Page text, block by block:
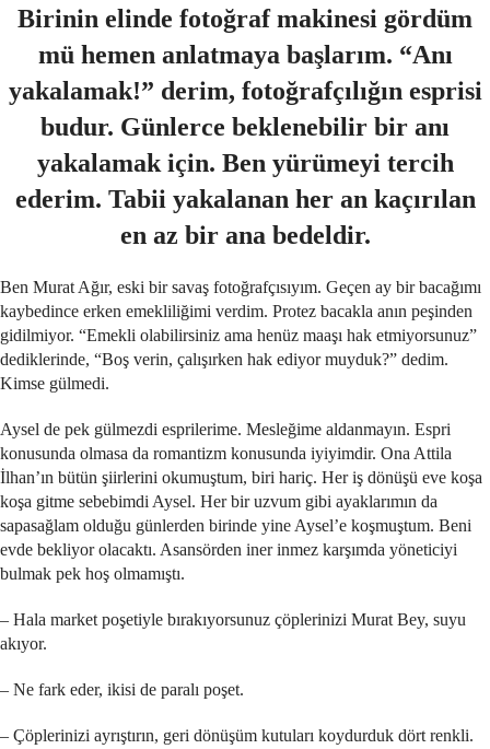
Birinin elinde fotoğraf makinesi gördüm
mü hemen anlatmaya başlarım. “Anı
yakalamak!” derim, fotoğrafçılığın esprisi
budur. Günlerce beklenebilir bir anı
yakalamak için. Ben yürümeyi tercih
ederim. Tabii yakalanan her an kaçırılan
en az bir ana bedeldir.
Ben Murat Ağır, eski bir savaş fotoğrafçısıyım. Geçen ay bir bacağımı
kaybedince erken emekliliğimi verdim. Protez bacakla anın peşinden
gidilmiyor. “Emekli olabilirsiniz ama henüz maaşı hak etmiyorsunuz”
dediklerinde, “Boş verin, çalışırken hak ediyor muyduk?” dedim.
Kimse gülmedi.
Aysel de pek gülmezdi esprilerime. Mesleğime aldanmayın. Espri
konusunda olmasa da romantizm konusunda iyiyimdir. Ona Attila
İlhan’ın bütün şiirlerini okumuştum, biri hariç. Her iş dönüşü eve koşa
koşa gitme sebebimdi Aysel. Her bir uzvum gibi ayaklarımın da
sapasağlam olduğu günlerden birinde yine Aysel’e koşmuştum. Beni
evde bekliyor olacaktı. Asansörden iner inmez karşımda yöneticiyi
bulmak pek hoş olmamıştı.
– Hala market poşetiyle bırakıyorsunuz çöplerinizi Murat Bey, suyu
akıyor.
– Ne fark eder, ikisi de paralı poşet.
– Çöplerinizi ayrıştırın, geri dönüşüm kutuları koydurduk dört renkli.